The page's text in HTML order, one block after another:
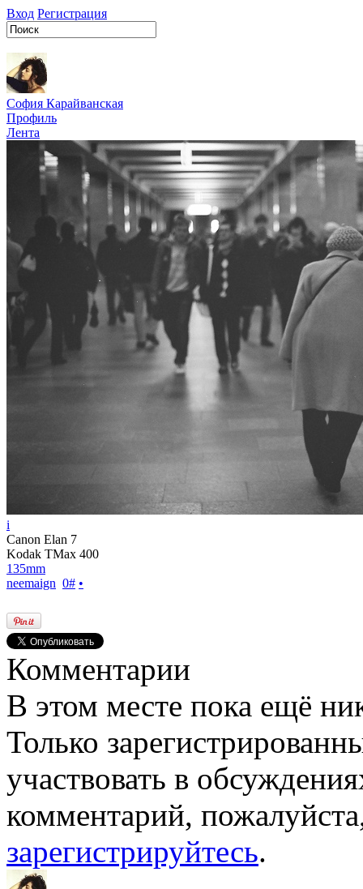
Вход Регистрация
София Карайванская
Профиль
Лента
i
Canon Elan 7
Kodak TMax 400
135mm
neemaign 0# •
Комментарии
В этом месте пока ещё
Только
участвовать в
комментарий,
зарегистрируйтесь.